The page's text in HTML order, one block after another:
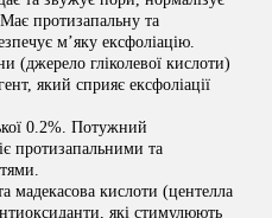
протизапальну та
м’яку ексфоліацію.
(джерело гліколевої кислоти)
який сприяє ексфоліації
0.2%. Потужний
протизапальними та
мадекасова кислоти (центелла
які стимулюють